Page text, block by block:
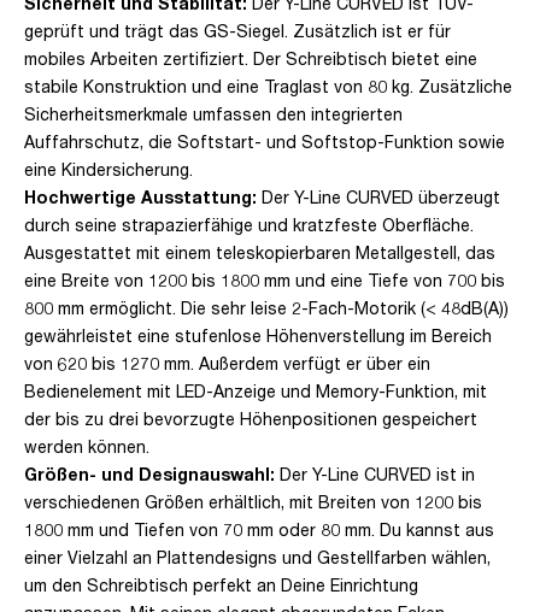
geprüft und trägt das GS-Siegel. Zusätzlich ist er für
mobiles Arbeiten zertifiziert. Der Schreibtisch bietet eine
stabile Konstruktion und eine Traglast von 80 kg. Zusätzliche
Sicherheitsmerkmale umfassen den integrierten
Auffahrschutz, die Softstart- und Softstop-Funktion sowie
eine Kindersicherung.
Hochwertige Ausstattung: Der Y-Line CURVED überzeugt
durch seine strapazierfähige und kratzfeste Oberfläche.
Ausgestattet mit einem teleskopierbaren Metallgestell, das
eine Breite von 1200 bis 1800 mm und eine Tiefe von 700 bis
800 mm ermöglicht. Die sehr leise 2-Fach-Motorik (< 48dB(A))
gewährleistet eine stufenlose Höhenverstellung im Bereich
von 620 bis 1270 mm. Außerdem verfügt er über ein
Bedienelement mit LED-Anzeige und Memory-Funktion, mit
der bis zu drei bevorzugte Höhenpositionen gespeichert
werden können.
Größen- und Designauswahl: Der Y-Line CURVED ist in
verschiedenen Größen erhältlich, mit Breiten von 1200 bis
1800 mm und Tiefen von 70 mm oder 80 mm. Du kannst aus
einer Vielzahl an Plattendesigns und Gestellfarben wählen,
um den Schreibtisch perfekt an Deine Einrichtung